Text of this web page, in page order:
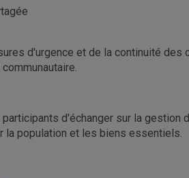
d'urgence et de la continuité des
participants d'échanger sur la
la population et les biens essentiels.